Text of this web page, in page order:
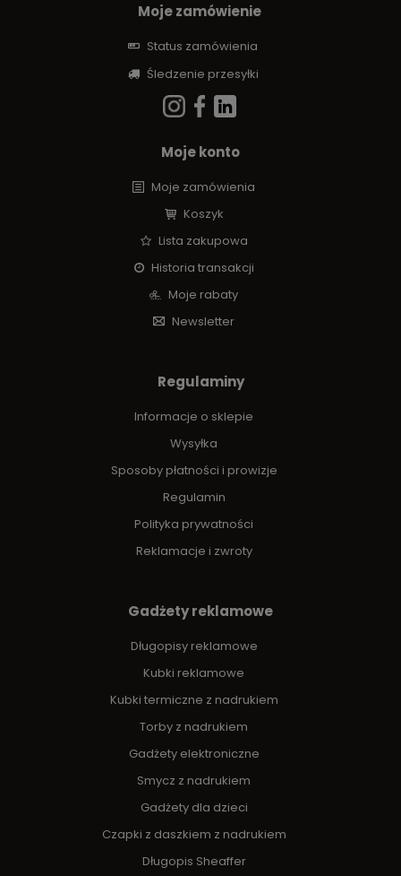
Moje zamówienie
Status zamówienia
Śledzenie przesyłki
Moje konto
Moje zamówienia
Koszyk
Lista zakupowa
Historia transakcji
Moje rabaty
Newsletter
Regulaminy
Informacje o sklepie
Wysyłka
Sposoby płatności i prowizje
Regulamin
Polityka prywatności
Reklamacje i zwroty
Gadżety reklamowe
Długopisy reklamowe
Kubki reklamowe
Kubki termiczne z nadrukiem
Torby z nadrukiem
Gadżety elektroniczne
Smycz z nadrukiem
Gadżety dla dzieci
Czapki z daszkiem z nadrukiem
Długopis Sheaffer